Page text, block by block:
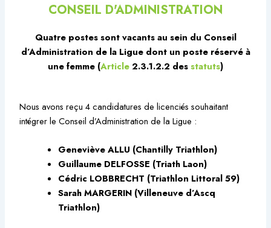
CONSEIL D'ADMINISTRATION
Quatre postes sont vacants au sein du Conseil
d’Administration de la Ligue dont un poste réservé à
une femme (Article2.3.1.2.2 desstatuts)
Nous avons reçu 4 candidatures de licenciés souhaitant
intégrer le Conseil d’Administration de la Ligue :
Geneviève ALLU (Chantilly Triathlon)
Guillaume DELFOSSE (Triath Laon)
Cédric LOBBRECHT (Triathlon Littoral 59)
Sarah MARGERIN (Villeneuve d’Ascq
Triathlon)